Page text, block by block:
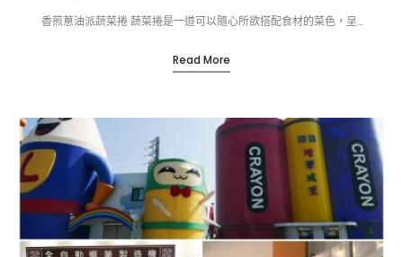
香煎蔥油派蔬菜捲 蔬菜捲是一道可以隨心所欲搭配食材的菜色，呈…
Read More